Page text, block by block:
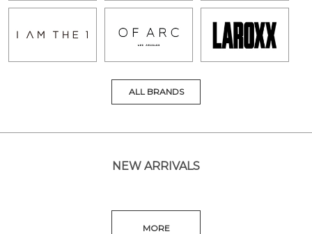
ALL BRANDS
NEW ARRIVALS
MORE